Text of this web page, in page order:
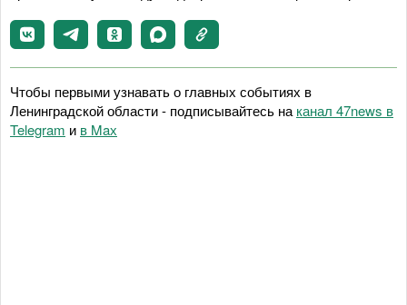
Чтобы первыми узнавать о главных событиях в
Ленинградской области - подписывайтесь на канал 47news в
Telegram и в Maх